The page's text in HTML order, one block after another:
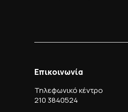
Επικοινωνία
Τηλεφωνικό κέντρο
210 3840524